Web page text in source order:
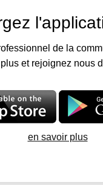
de la
et rejoignez nous
en savoir plus